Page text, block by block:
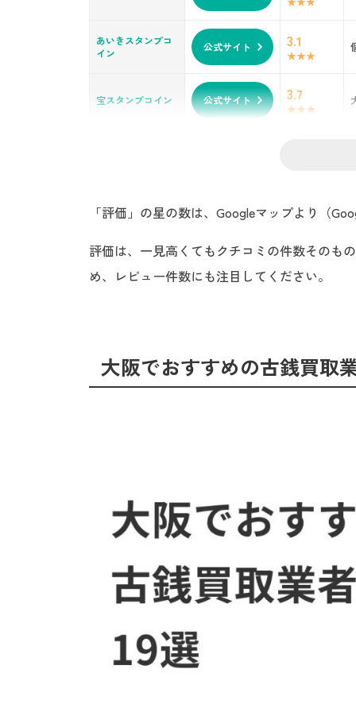
あいきスタンプコ
イン
公式サイト 3.1
宝スタンプコイン 公式サイト 3.7
「評価」の星の数は、Googleマップより（
評価は、一見高くてもクチコミの件数そのも
め、レビュー件数にも注目してください。
大阪でおすすめの古銭買取